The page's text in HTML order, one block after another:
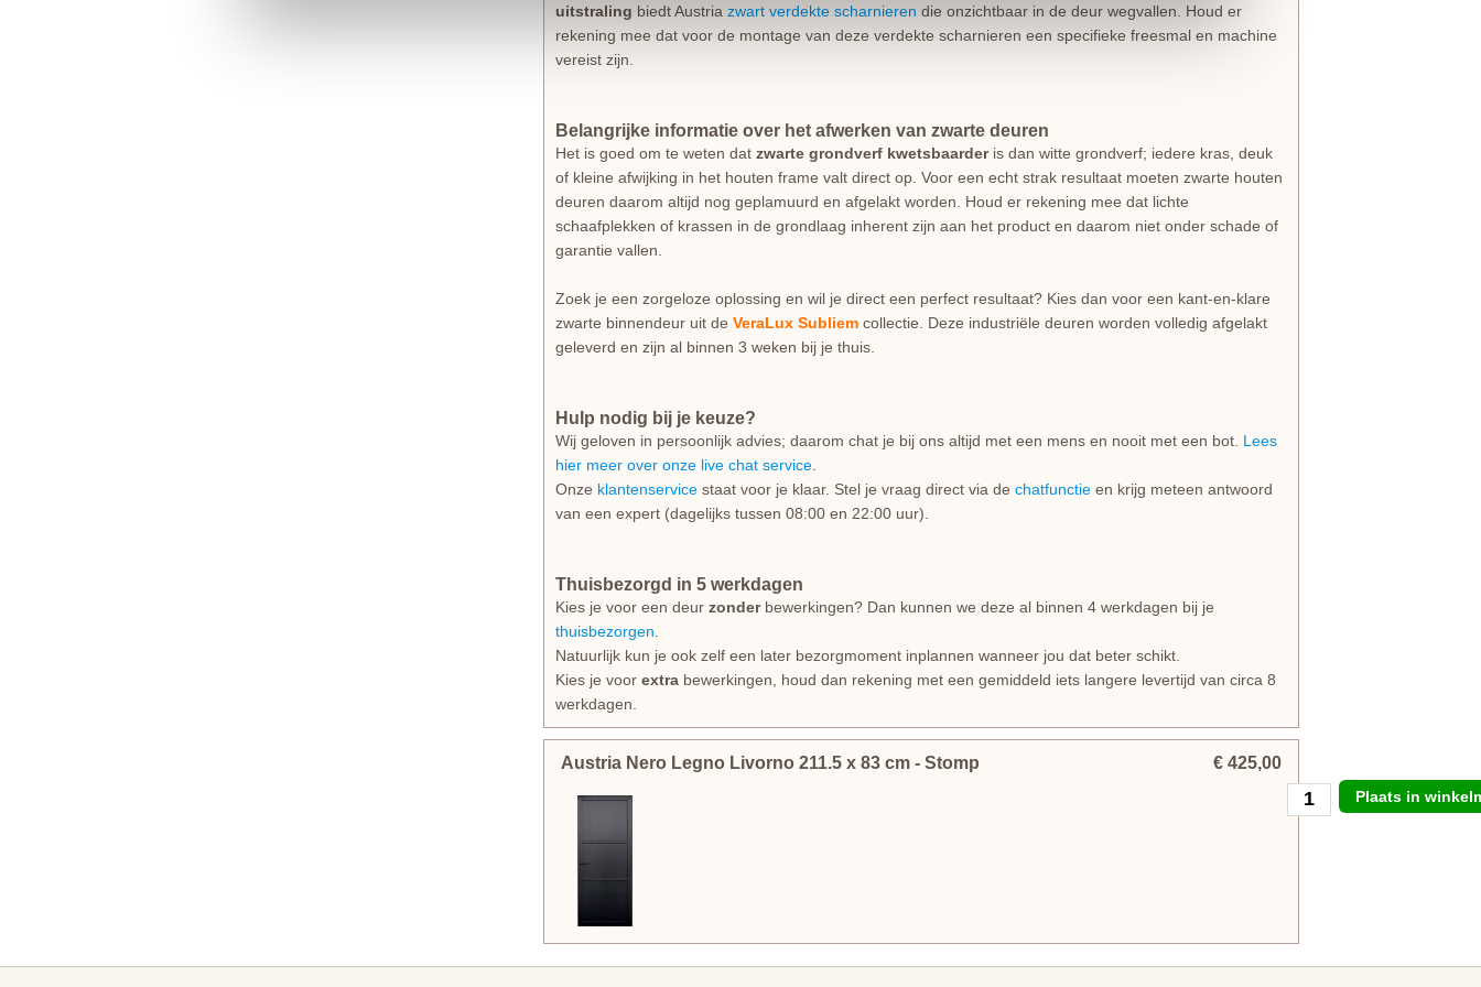
uitstraling biedt Austria zwart verdekte scharnieren die onzichtbaar in de deur wegvallen. Houd er
rekening mee dat voor de montage van deze verdekte scharnieren een specifieke freesmal en machine
vereist zijn.
Belangrijke informatie over het afwerken van zwarte deuren
Het is goed om te weten dat zwarte grondverf kwetsbaarderis dan witte grondverf; iedere kras, deuk
of kleine afwijking in het houten frame valt direct op. Voor een echt strak resultaat moeten zwarte houten
deuren daarom altijd nog geplamuurd en afgelakt worden. Houd er rekening mee dat lichte
schaafplekken of krassen in de grondlaag inherent zijn aan het product en daarom niet onder schade of
garantie vallen.
Zoek je een zorgeloze oplossing en wil je direct een perfect resultaat? Kies dan voor een kant-en-klare
zwarte binnendeur uit de VeraLux Subliem collectie. Deze industriële deuren worden volledig afgelakt
geleverd en zijn al binnen 3 weken bij je thuis.
Hulp nodig bij je keuze?
Wij geloven in persoonlijk advies; daarom chat je bij ons altijd met een mens en nooit met een bot. Lees
hier meer over onze live chat service
Onze klantenservice staat voor je klaar. Stel je vraag direct via de chatfunctie en krijg meteen antwoord
van een expert (dagelijks tussen 08:00 en 22:00 uur).
Thuisbezorgd in 5 werkdagen
Kies je voor een deur zonderbewerkingen? Dan kunnen we deze al binnen 4 werkdagen bij je
thuisbezorgen
Natuurlijk kun je ook zelf een later bezorgmoment inplannen wanneer jou dat beter schikt.
Kies je voor extra bewerkingen, houd dan rekening met een gemiddeld iets langere levertijd van circa 8
werkdagen.
Austria Nero Legno Livorno 211.5 x 83 cm - Stomp € 425,00
Plaats in